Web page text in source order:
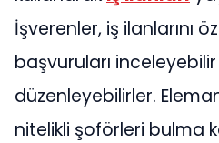
İşverenler, iş ilanlarını
başvuruları
düzenleyebilirler.
nitelikli şoförleri bulma